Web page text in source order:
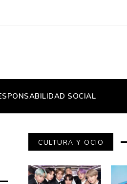
SOCIAL
CULTURA Y OCIO